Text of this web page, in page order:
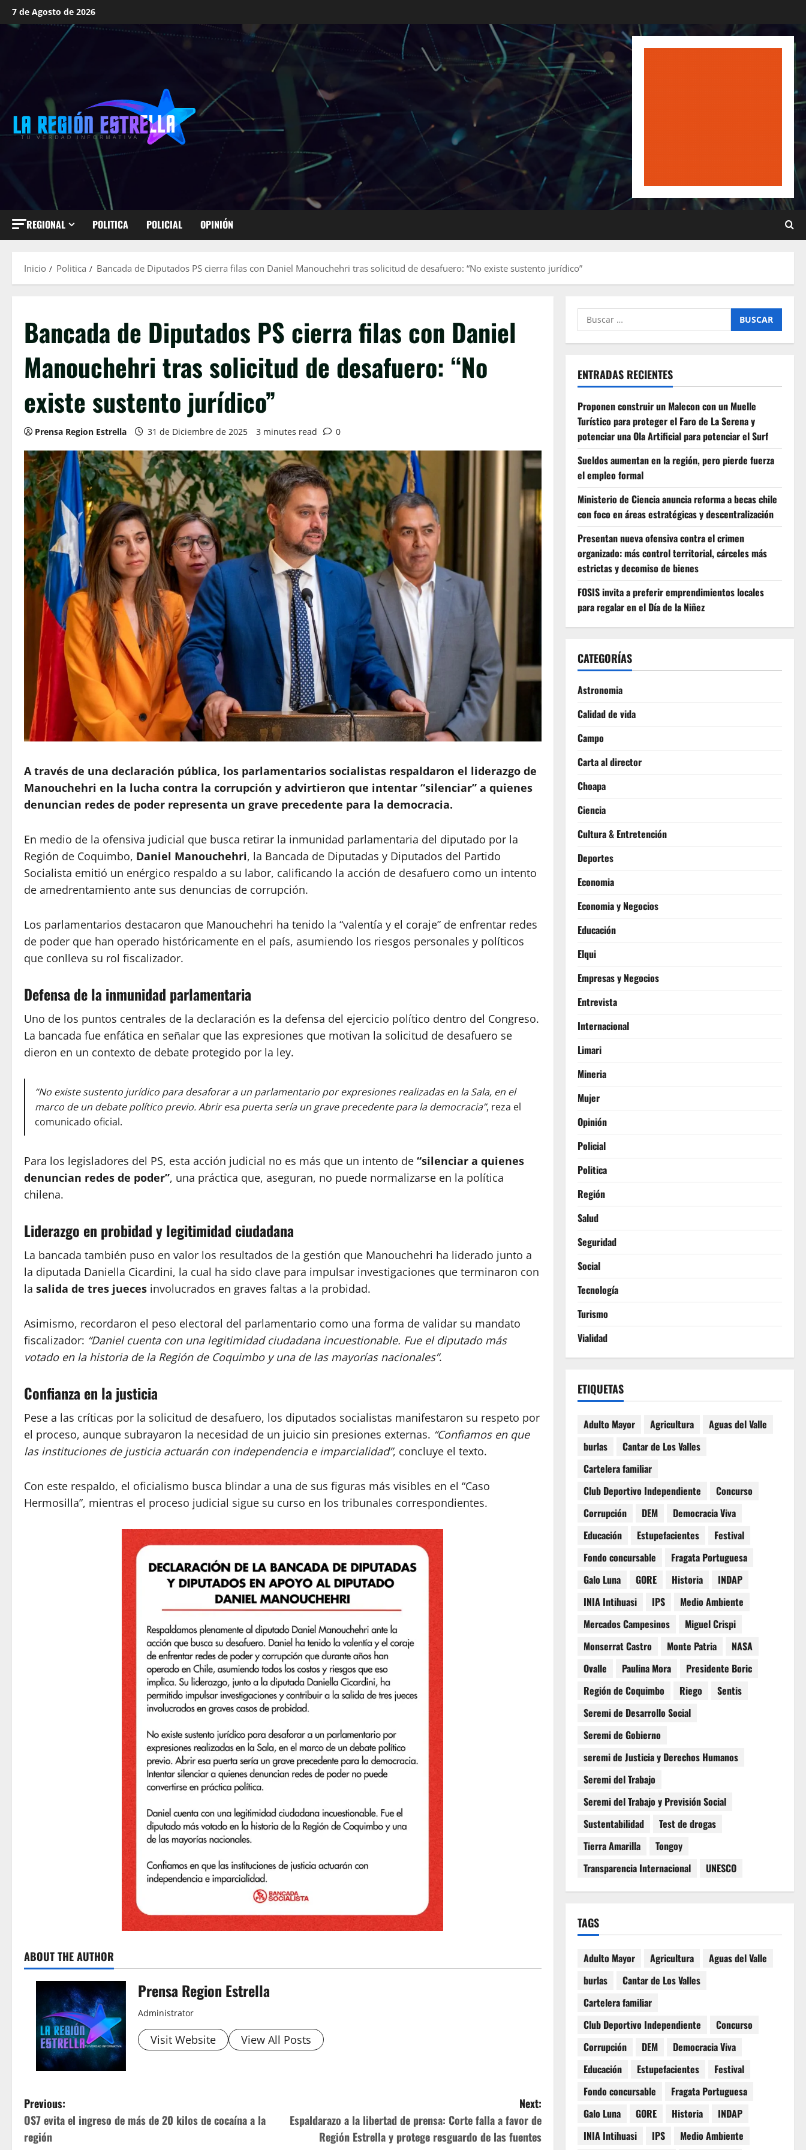
Saltar
al
7 de Agosto de 2026
REGIONAL POLITICA POLICIAL OPINIÓN
Inicio Politica Bancada de Diputados PS cierra filas con Daniel Manouchehri tras solicitud de desafuero: “No existe sustento jurídico”
Bancada de Diputados PS cierra filas con Daniel
Manouchehri tras solicitud de desafuero: “No
existe sustento jurídico”
Prensa Region Estrella 31 de Diciembre de 2025 3 minutes read 0
A través de una declaración pública, los parlamentarios socialistas respaldaron el liderazgo de
Manouchehri en la lucha contra la corrupción y advirtieron que intentar “silenciar” a quienes
denuncian redes de poder representa un grave precedente para la democracia.
En medio de la ofensiva judicial que busca retirar la inmunidad parlamentaria del diputado por la
Región de Coquimbo, Daniel Manouchehri, la Bancada de Diputadas y Diputados del Partido
Socialista emitió un enérgico respaldo a su labor, calificando la acción de desafuero como un intento
de amedrentamiento ante sus denuncias de corrupción.
Los parlamentarios destacaron que Manouchehri ha tenido la “valentía y el coraje” de enfrentar redes
de poder que han operado históricamente en el país, asumiendo los riesgos personales y políticos
que conlleva su rol fiscalizador.
Defensa de la inmunidad parlamentaria
Uno de los puntos centrales de la declaración es la defensa del ejercicio político dentro del Congreso.
La bancada fue enfática en señalar que las expresiones que motivan la solicitud de desafuero se
dieron en un contexto de debate protegido por la ley.
“No existe sustento jurídico para desaforar a un parlamentario por expresiones realizadas en la Sala, en el
marco de un debate político previo. Abrir esa puerta sería un grave precedente para la democracia”, reza el
comunicado oficial.
Para los legisladores del PS, esta acción judicial no es más que un intento de “silenciar a quienes
denuncian redes de poder”, una práctica que, aseguran, no puede normalizarse en la política
chilena.
Liderazgo en probidad y legitimidad ciudadana
La bancada también puso en valor los resultados de la gestión que Manouchehri ha liderado junto a
la diputada Daniella Cicardini, la cual ha sido clave para impulsar investigaciones que terminaron con
la salida de tres jueces involucrados en graves faltas a la probidad.
Asimismo, recordaron el peso electoral del parlamentario como una forma de validar su mandato
fiscalizador: “Daniel cuenta con una legitimidad ciudadana incuestionable. Fue el diputado más
votado en la historia de la Región de Coquimbo y una de las mayorías nacionales”.
Confianza en la justicia
Pese a las críticas por la solicitud de desafuero, los diputados socialistas manifestaron su respeto por
el proceso, aunque subrayaron la necesidad de un juicio sin presiones externas. “Confiamos en que
las instituciones de justicia actuarán con independencia e imparcialidad”, concluye el texto.
Con este respaldo, el oficialismo busca blindar a una de sus figuras más visibles en el “Caso
Hermosilla”, mientras el proceso judicial sigue su curso en los tribunales correspondientes.
ABOUT THE AUTHOR
Prensa Region Estrella
Administrator
Visit Website View All Posts
P
o
Previous:
OS7 evita el ingreso de más de 20 kilos de cocaína a la
región
Next:
Espaldarazo a la libertad de prensa: Corte falla a favor de
Región Estrella y protege resguardo de las fuentes
Buscar
por:
ENTRADAS RECIENTES
Proponen construir un Malecon con un Muelle
Turístico para proteger el Faro de La Serena y
potenciar una Ola Artificial para potenciar el Surf
Sueldos aumentan en la región, pero pierde fuerza
el empleo formal
Ministerio de Ciencia anuncia reforma a becas chile
con foco en áreas estratégicas y descentralización
Presentan nueva ofensiva contra el crimen
organizado: más control territorial, cárceles más
estrictas y decomiso de bienes
FOSIS invita a preferir emprendimientos locales
para regalar en el Día de la Niñez
CATEGORÍAS
Astronomia
Calidad de vida
Campo
Carta al director
Choapa
Ciencia
Cultura & Entretención
Deportes
Economia
Economia y Negocios
Educación
Elqui
Empresas y Negocios
Entrevista
Internacional
Limari
Mineria
Mujer
Opinión
Policial
Politica
Región
Salud
Seguridad
Social
Tecnología
Turismo
Vialidad
ETIQUETAS
Adulto Mayor Agricultura
Aguas del Valle
burlas
Cantar de Los Valles
Cartelera familiar
Club Deportivo Independiente
Concurso
Corrupción
DEM
Democracia Viva
Educación
Estupefacientes
Festival
Fondo concursable
Fragata Portuguesa
Galo Luna
GORE Historia
INDAP
INIA Intihuasi
IPS
Medio Ambiente
Mercados Campesinos
Miguel Crispi
Monserrat Castro
Monte Patria
NASA
Ovalle
Paulina Mora
Presidente Boric
Región de Coquimbo
Riego
Sentis
Seremi de Desarrollo Social
Seremi de Gobierno
seremi de Justicia y Derechos Humanos
Seremi del Trabajo
Seremi del Trabajo y Previsión Social
Sustentabilidad
Test de drogas
Tierra Amarilla
Tongoy
Transparencia Internacional
UNESCO
TAGS
Adulto Mayor Agricultura
Aguas del Valle
burlas
Cantar de Los Valles
Cartelera familiar
Club Deportivo Independiente
Concurso
Corrupción
DEM
Democracia Viva
Educación
Estupefacientes
Festival
Fondo concursable
Fragata Portuguesa
Galo Luna
GORE Historia
INDAP
INIA Intihuasi
IPS Medio Ambiente